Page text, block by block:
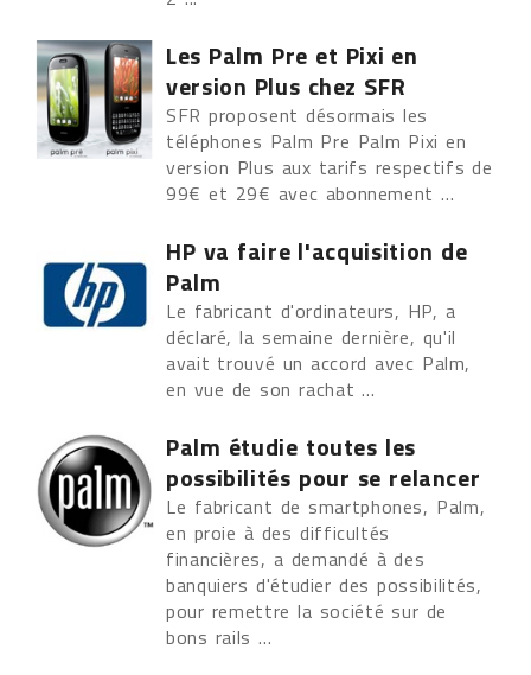
Les Palm Pre et Pixi en
version Plus chez SFR
SFR proposent désormais les
téléphones Palm Pre Palm Pixi en
version Plus aux tarifs respectifs de
99€ et 29€ avec abonnement ...
HP va faire l'acquisition de
Palm
Le fabricant d'ordinateurs, HP, a
déclaré, la semaine dernière, qu'il
avait trouvé un accord avec Palm,
en vue de son rachat ...
Palm étudie toutes les
possibilités pour se relancer
Le fabricant de smartphones, Palm,
en proie à des difficultés
financières, a demandé à des
banquiers d'étudier des possibilités,
pour remettre la société sur de
bons rails ...